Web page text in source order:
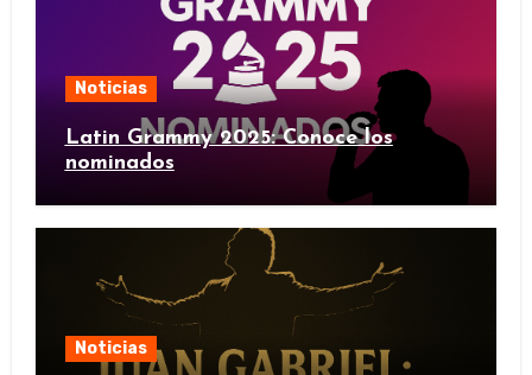
Noticias
Latin Grammy 2025: Conoce los
nominados
Noticias